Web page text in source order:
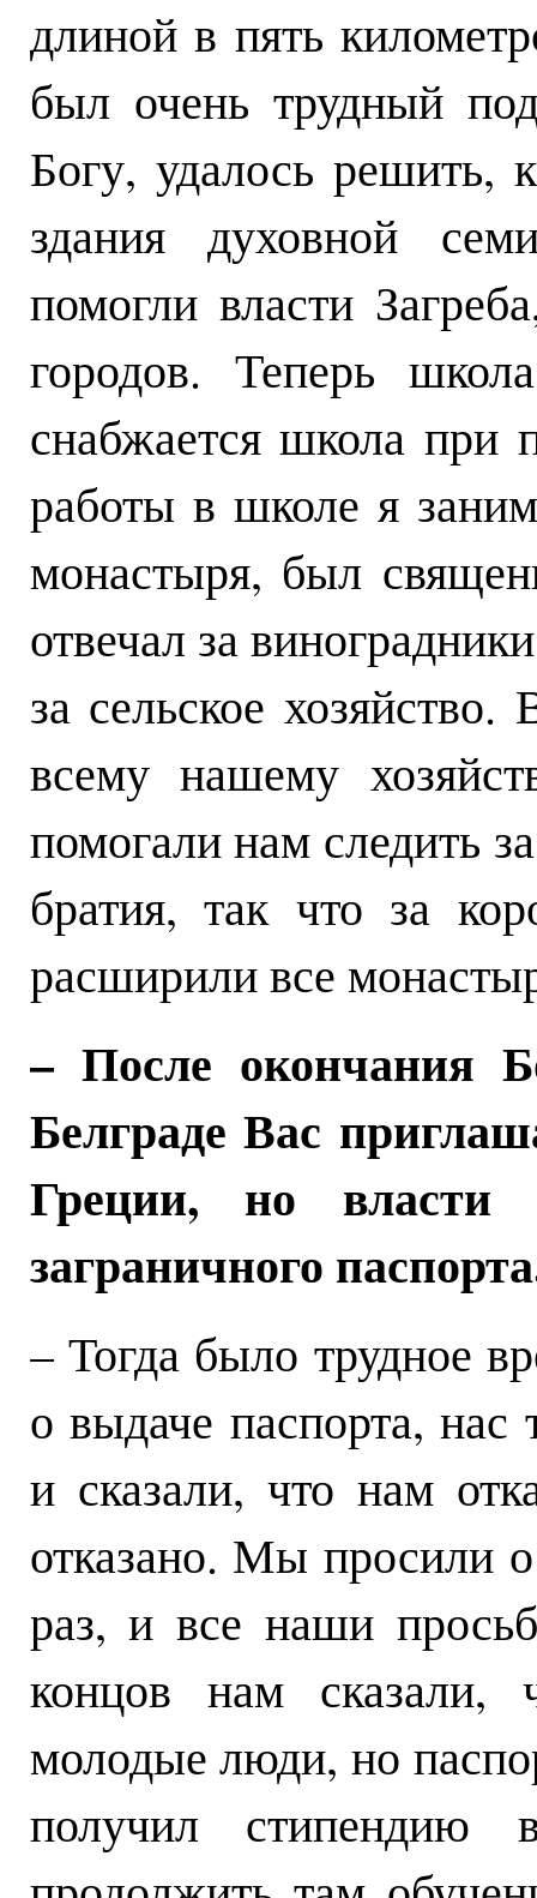
длиной в пять
был очень трудный
Богу, удалось решить,
здания духовной
помогли власти
городов. Теперь
снабжается школа
работы в школе я
монастыря, был
отвечал за
за сельское
всему нашему
помогали нам следить
братия, так что за
расширили все
– После окончания
Белграде Вас
Греции, но
заграничного
– Тогда было трудное
о выдаче паспорта,
и сказали, что нам
отказано. Мы просили
раз, и все наши
концов нам сказали,
молодые люди, но
получил